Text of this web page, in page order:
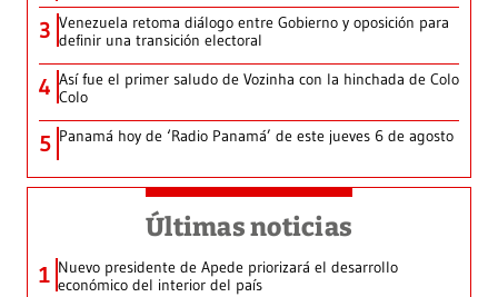
3 Venezuela retoma diálogo entre Gobierno y oposición para
definir una transición electoral
4 Así fue el primer saludo de Vozinha con la hinchada de Colo
Colo
5 Panamá hoy de ‘Radio Panamá’ de este jueves 6 de agosto
Últimas noticias
1 Nuevo presidente de Apede priorizará el desarrollo
económico del interior del país